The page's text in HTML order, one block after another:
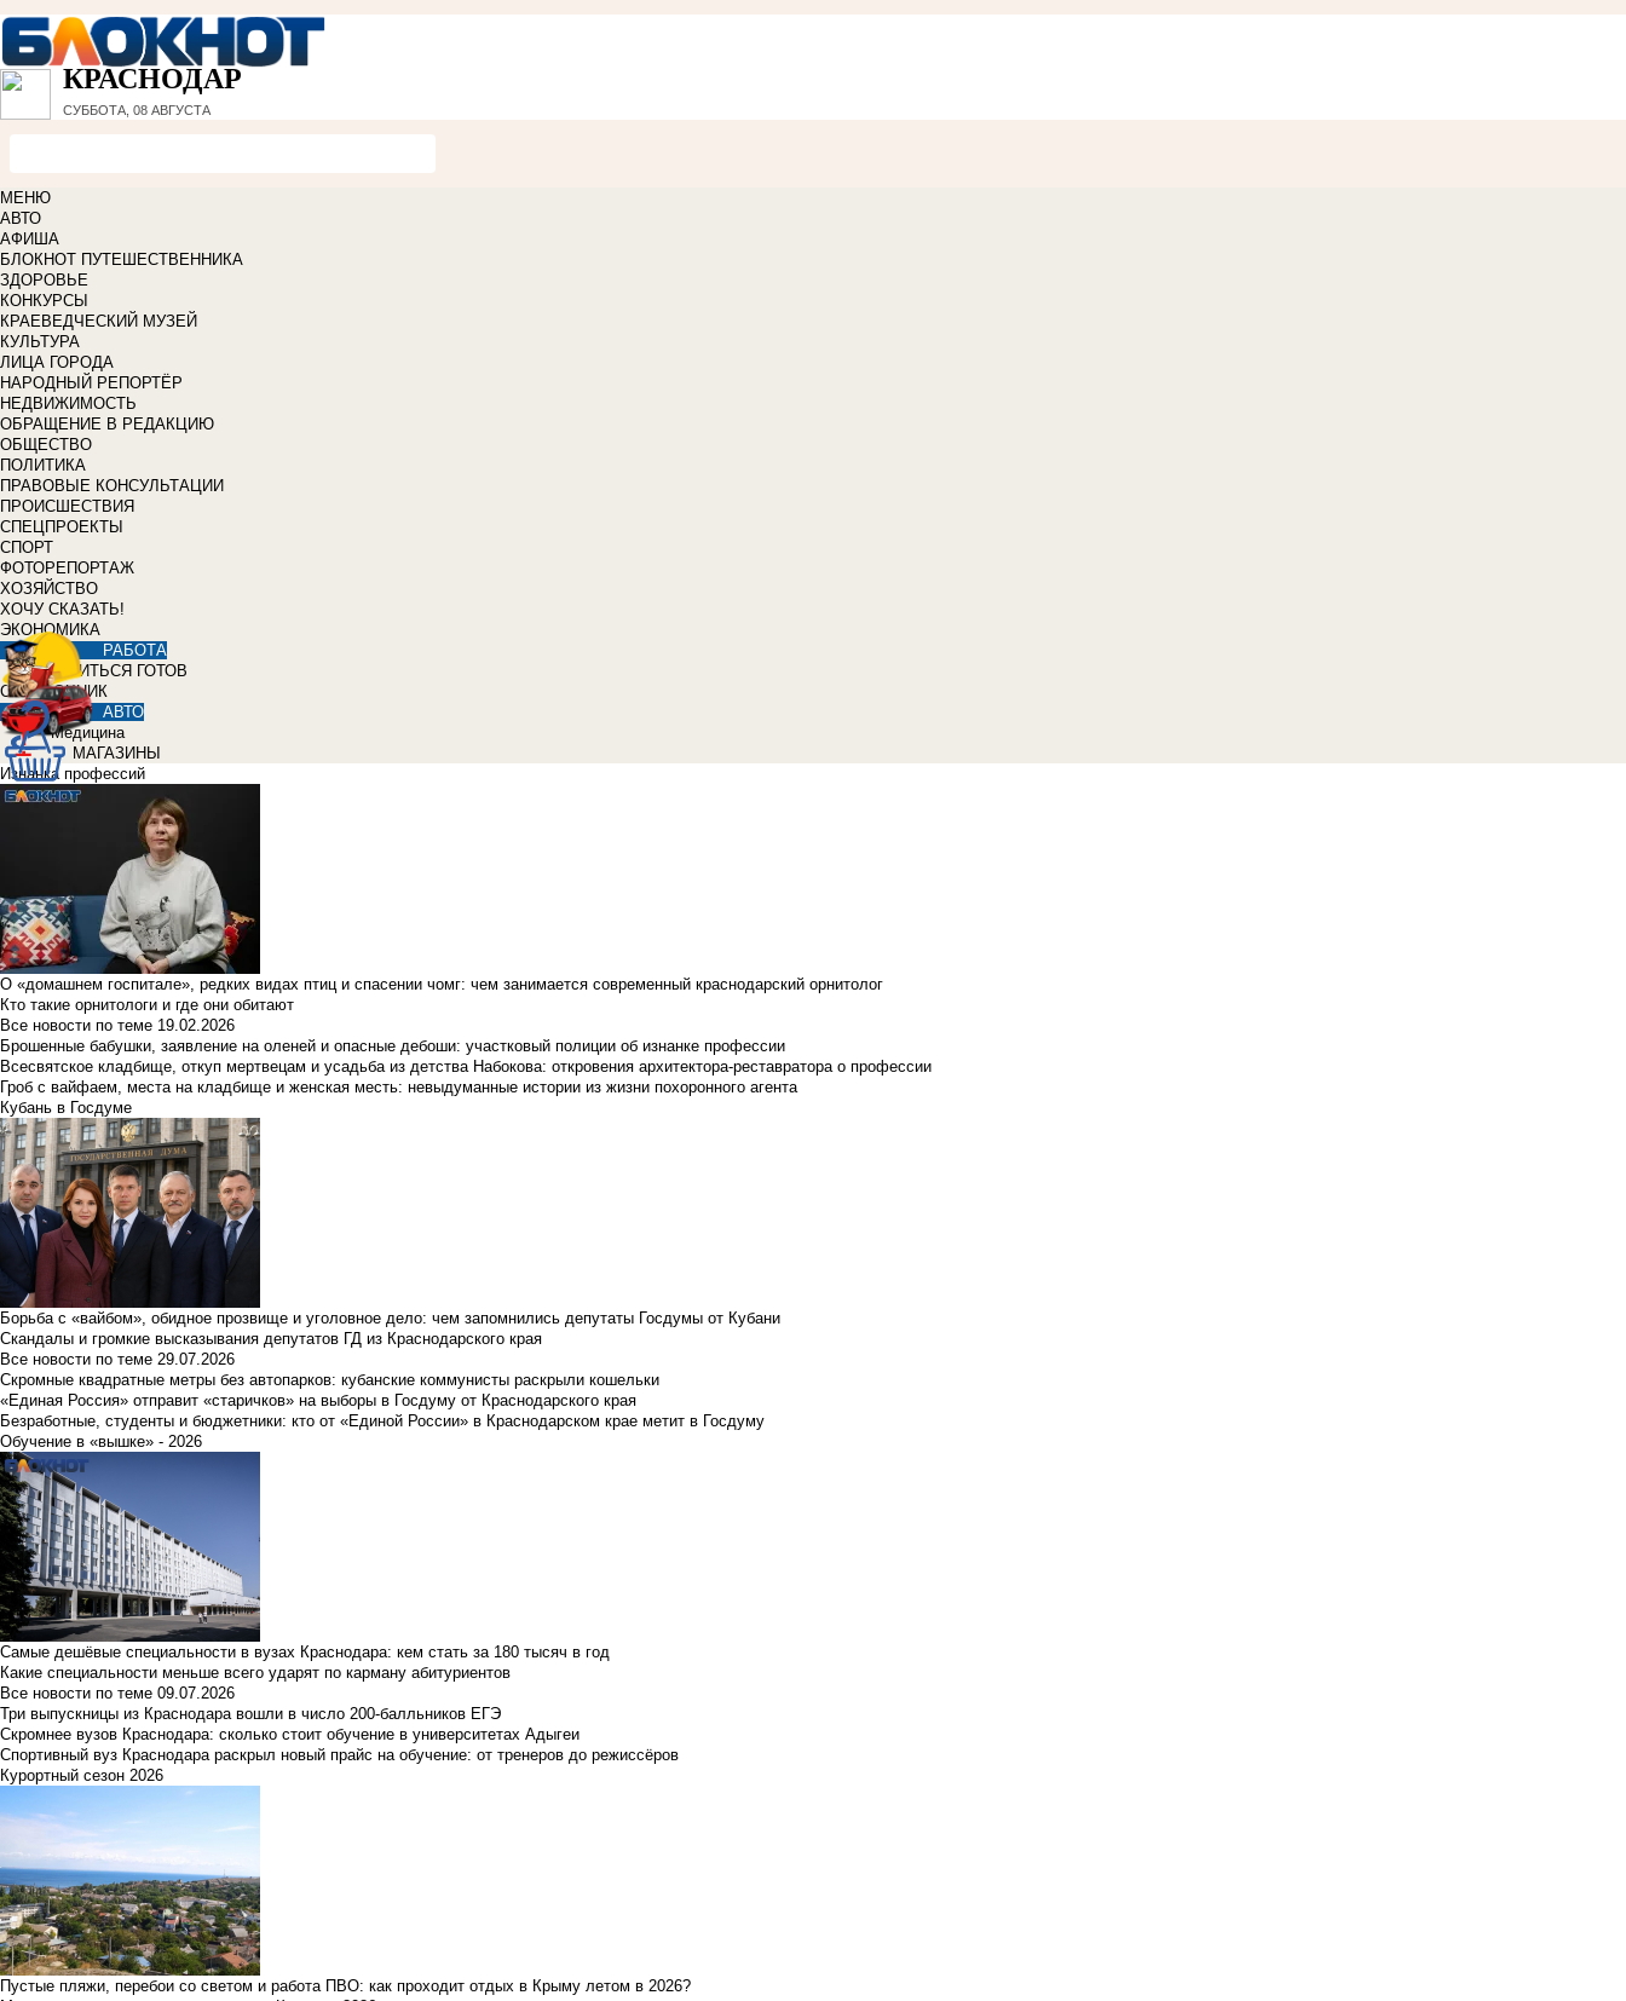
КРАСНОДАР
СУББОТА, 08 АВГУСТА
МЕНЮ
АВТО
АФИША
БЛОКНОТ ПУТЕШЕСТВЕННИКА
ЗДОРОВЬЕ
КОНКУРСЫ
КРАЕВЕДЧЕСКИЙ МУЗЕЙ
КУЛЬТУРА
ЛИЦА ГОРОДА
НАРОДНЫЙ РЕПОРТЁР
НЕДВИЖИМОСТЬ
ОБРАЩЕНИЕ В РЕДАКЦИЮ
ОБЩЕСТВО
ПОЛИТИКА
ПРАВОВЫЕ КОНСУЛЬТАЦИИ
ПРОИСШЕСТВИЯ
СПЕЦПРОЕКТЫ
СПОРТ
ФОТОРЕПОРТАЖ
ХОЗЯЙСТВО
ХОЧУ СКАЗАТЬ!
ЭКОНОМИКА
РАБОТА
УЧИТЬСЯ ГОТОВ
СПРАВОЧНИК
АВТО
Медицина
МАГАЗИНЫ
Изнанка профессий
О «домашнем госпитале», редких видах птиц и спасении чомг: чем занимается современный краснодарский орнитолог
Кто такие орнитологи и где они обитают
Все новости по теме 19.02.2026
Брошенные бабушки, заявление на оленей и опасные дебоши: участковый полиции об изнанке профессии
Всесвятское кладбище, откуп мертвецам и усадьба из детства Набокова: откровения архитектора-реставратора о профессии
Гроб с вайфаем, места на кладбище и женская месть: невыдуманные истории из жизни похоронного агента
Кубань в Госдуме
Борьба с «вайбом», обидное прозвище и уголовное дело: чем запомнились депутаты Госдумы от Кубани
Скандалы и громкие высказывания депутатов ГД из Краснодарского края
Все новости по теме 29.07.2026
Скромные квадратные метры без автопарков: кубанские коммунисты раскрыли кошельки
«Единая Россия» отправит «старичков» на выборы в Госдуму от Краснодарского края
Безработные, студенты и бюджетники: кто от «Единой России» в Краснодарском крае метит в Госдуму
Обучение в «вышке» - 2026
Самые дешёвые специальности в вузах Краснодара: кем стать за 180 тысяч в год
Какие специальности меньше всего ударят по карману абитуриентов
Все новости по теме 09.07.2026
Три выпускницы из Краснодара вошли в число 200-балльников ЕГЭ
Скромнее вузов Краснодара: сколько стоит обучение в университетах Адыгеи
Спортивный вуз Краснодара раскрыл новый прайс на обучение: от тренеров до режиссёров
Курортный сезон 2026
Пустые пляжи, перебои со светом и работа ПВО: как проходит отдых в Крыму летом в 2026?